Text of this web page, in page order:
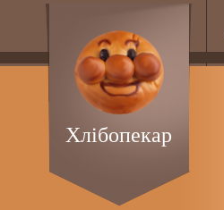
Хлібопекар